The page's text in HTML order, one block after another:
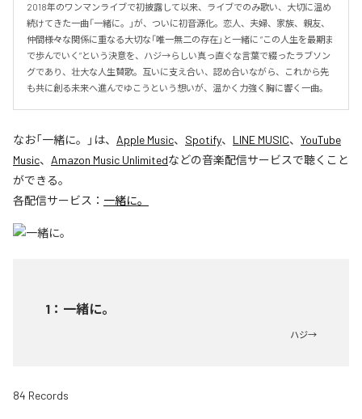
2018年のワンマンライブで初披露して以来、ライブでのみ歌い、大切に温め
続けてきた一曲「一緒に。」が、ついに初音源化。恋人、夫婦、家族、親友、
仲間――様々な関係に重なる大切な「唯一無二の存在」と一緒に “この人生を最期ま
で歩んでいく”という決意を、ハジ→らしい真っ直ぐな言葉で綴ったラブソン
グであり、壮大な人生賛歌。互いに支え合い、認め合いながら、これから先
も共に創る未来へ進んでゆこうという想いが、温かく力強く胸に響く一曲。
なお「一緒に。 」は、 Apple Music、 Spotify、 LINE MUSIC、 YouTube
Music、 Amazon Music Unlimitedなどの音楽配信サービスで聴くこと
ができる。
各配信サービス： 一緒に。
1 ： 一緒に。
ハジ→
84 Records